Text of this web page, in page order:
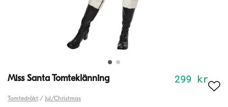
Miss Santa Tomteklänning 299 kr
Tomtedräkt / Jul/Christmas